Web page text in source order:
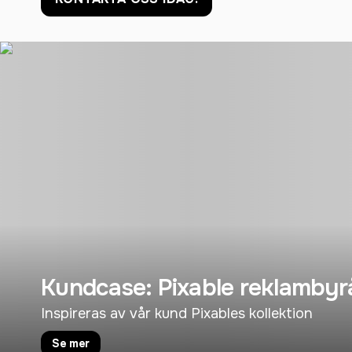
Kundcase: Pixable
Inspireras av vår kund Pixables kollektion
Se mer